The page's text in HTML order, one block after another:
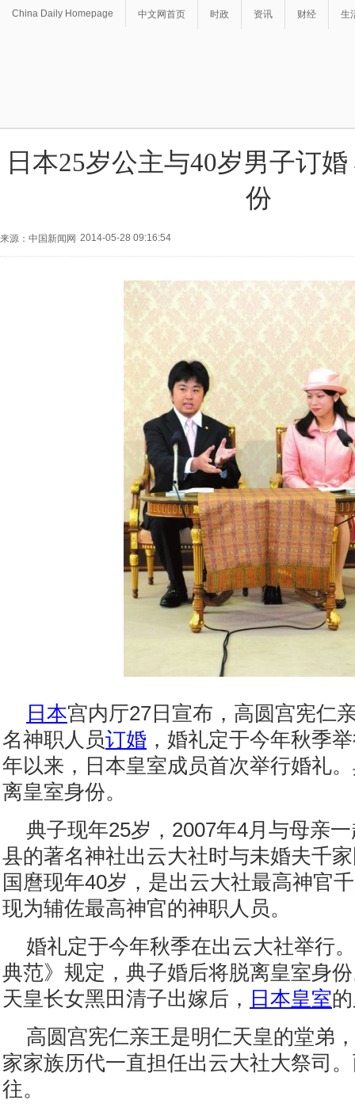
China Daily Homepage 中文网首页 时政 资讯 财经 生
日本25岁公主与40岁男子订
份
来源：中国新闻网 2014-05-28 09:16:54
日本宫内厅27日宣布，高圆宫宪仁
名神职人员订婚 ，婚礼定于今年秋季
年以来，日本皇室成员首次举行婚礼
离皇室身份。
典子现年25岁，2007年4月与母亲
县的著名神社出云大社时与未婚夫千
国麿现年40岁，是出云大社最高神官
现为辅佐最高神官的神职人员。
婚礼定于今年秋季在出云大社举行
典范》规定，典子婚后将脱离皇室身
天皇长女黑田清子出嫁后， 日本皇室
高圆宫宪仁亲王是明仁天皇的堂弟
家家族历代一直担任出云大社大祭司
往。